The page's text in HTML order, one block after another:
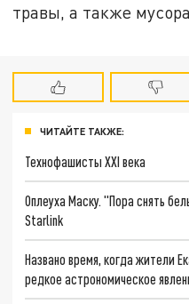
травы, а также
ЧИТАЙТЕ ТАКЖЕ:
Технофашисты XXI века
Оплеуха Маску. "Пора снять
Starlink
Названо время, когда жители
редкое астрономическое